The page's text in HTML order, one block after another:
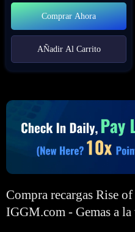
Comprar Ahora
AÑadir Al Carrito
Compra recargas Rise
IGGM.com - Gemas a la